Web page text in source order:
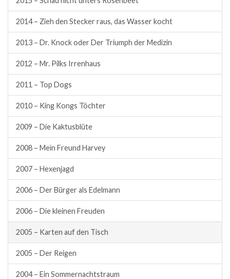
2014 – Zieh den Stecker raus, das Wasser kocht
2013 – Dr. Knock oder Der Triumph der Medizin
2012 – Mr. Pilks Irrenhaus
2011 – Top Dogs
2010 – King Kongs Töchter
2009 – Die Kaktusblüte
2008 – Mein Freund Harvey
2007 – Hexenjagd
2006 – Der Bürger als Edelmann
2006 – Die kleinen Freuden
2005 – Karten auf den Tisch
2005 – Der Reigen
2004 – Ein Sommernachtstraum